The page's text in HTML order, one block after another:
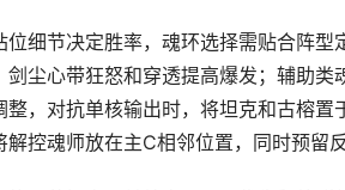
位细节决定胜率，魂环选择需贴合阵型
剑尘心带狂怒和穿透提高爆发；辅助
整，对抗单核输出时，将坦克和古榕
解控魂师放在主C相邻位置，同时预留